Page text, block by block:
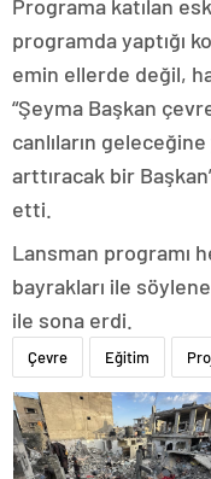
Programa katılan
programda yaptığı
emin ellerde değil,
“Şeyma Başkan
canlıların
arttıracak bir
etti.
Lansman programı
bayrakları ile
ile sona erdi.
Çevre Eğitim